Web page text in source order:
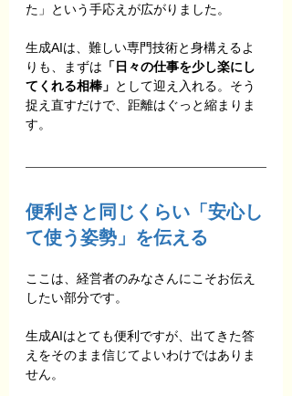
た」という手応えが広がりました。
生成AIは、難しい専門技術と身構えるよ
りも、まずは 「日々の仕事を少し楽にし
てくれる相棒」 として迎え入れる。そう
捉え直すだけで、距離はぐっと縮まりま
す。
便利さと同じくらい「安心し
て使う姿勢」を伝える
ここは、経営者のみなさんにこそお伝え
したい部分です。
生成AIはとても便利ですが、出てきた答
えをそのまま信じてよいわけではありま
せん。